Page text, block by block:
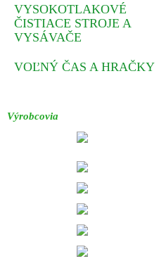
VYSOKOTLAKOVÉ
ČISTIACE STROJE A
VYSÁVAČE
VOĽNÝ ČAS A HRAČKY
Výrobcovia